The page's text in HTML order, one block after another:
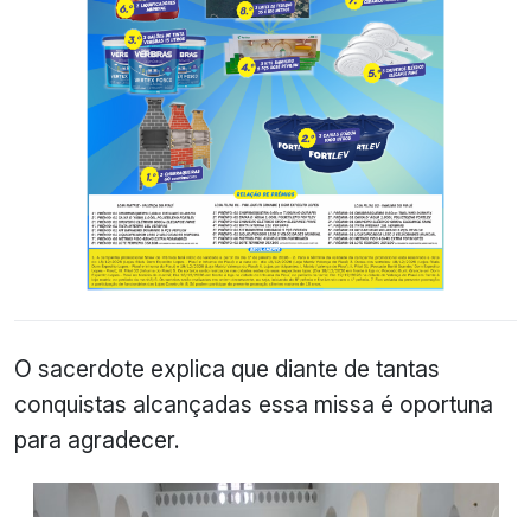
O sacerdote explica que diante de tantas
conquistas alcançadas essa missa é oportuna
para agradecer.